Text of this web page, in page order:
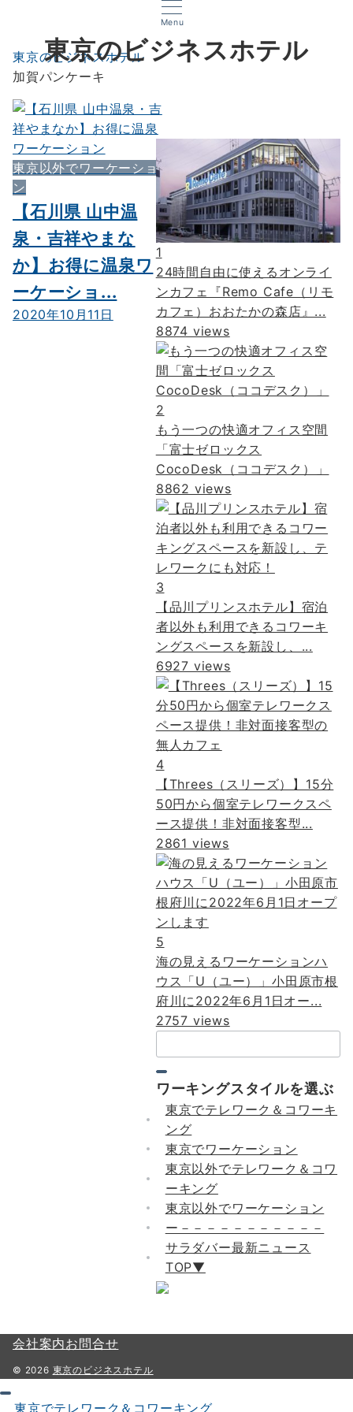
Menu
東京のビジネスホテル
東京のビジネスホテル
加賀パンケーキ
東京以外でワーケーショ
ン
【石川県 山中温
泉・吉祥やまな
か】お得に温泉ワ
ーケーショ...
2020年10月11日
1
24時間自由に使えるオンライ
ンカフェ『Remo Cafe（リモ
カフェ）おおたかの森店』...
8874 views
2
もう一つの快適オフィス空間
「富士ゼロックス
CocoDesk（ココデスク）」
8862 views
3
【品川プリンスホテル】宿泊
者以外も利用できるコワーキ
ングスペースを新設し、...
6927 views
4
【Threes（スリーズ）】15分
50円から個室テレワークスペ
ース提供！非対面接客型...
2861 views
5
海の見えるワーケーションハ
ウス「U（ユー）」小田原市根
府川に2022年6月1日オー...
2757 views
索：
ワーキングスタイルを選ぶ
東京でテレワーク＆コワーキ
ング
東京でワーケーション
東京以外でテレワーク＆コワ
ーキング
東京以外でワーケーション
ー－－－－－－－－－－－
サラダバー最新ニュース
TOP▼
会社案内お問合せ
© 2026 東京のビジネスホテル
東京でテレワーク＆コワーキング